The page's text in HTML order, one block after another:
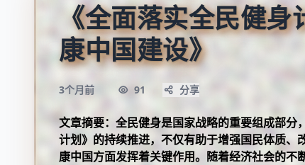
《全面落实全民健
康中国建设》
3个月前 91 分享
文章摘要：全民健身是国家战略的重要组成部
计划》的持续推进，不仅有助于增强国民体质
康中国方面发挥着关键作用。随着经济社会的